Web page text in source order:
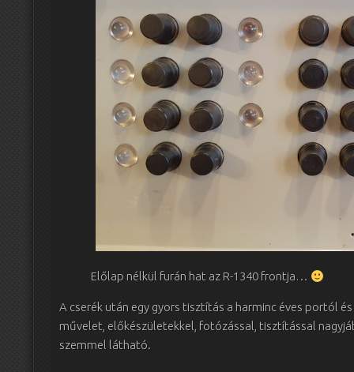
Előlap nélkül furán hat az R-1340 frontja…
A cserék után egy gyors tisztítás a harminc éves portól
művelet, előkészületekkel, fotózással, tisztítással
szemmel látható.